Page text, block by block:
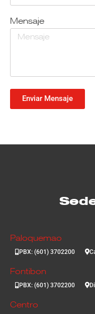
Mensaje
Enviar Mensaje
Paloquemao
PBX: (601) 3702200
Fontibon
PBX: (601) 3702200
Centro